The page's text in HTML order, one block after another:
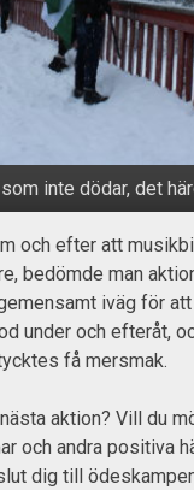
inte dödar, det
och efter att
bedömde man
iväg för
under och efteråt,
få mersmak.
aktion? Vill du
och andra positiva
dig till